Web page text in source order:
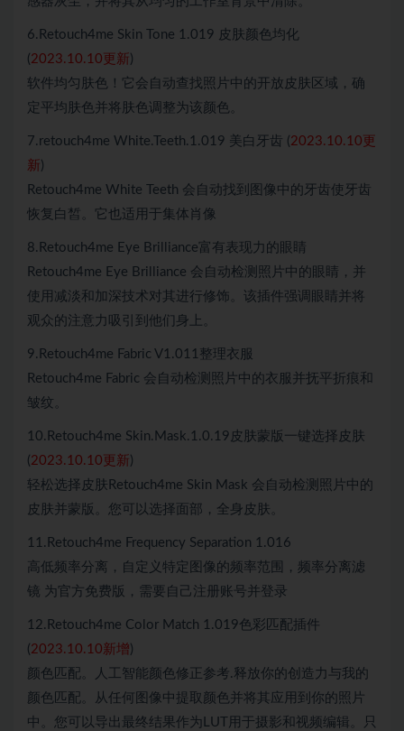
6.Retouch4me Skin Tone 1.019 皮肤颜色均化
(2023.10.10更新 )
软件均匀肤色！它会自动查找照片中的开放皮肤区域，确
定平均肤色并将肤色调整为该颜色。
7.retouch4me White.Teeth.1.019 美白牙齿 (2023.10.10更
新 )
Retouch4me White Teeth 会自动找到图像中的牙齿使牙齿
恢复白皙。它也适用于集体肖像
8.Retouch4me Eye Brilliance富有表现力的眼睛
Retouch4me Eye Brilliance 会自动检测照片中的眼睛，并
使用减淡和加深技术对其进行修饰。该插件强调眼睛并将
观众的注意力吸引到他们身上。
9.Retouch4me Fabric V1.011整理衣服
Retouch4me Fabric 会自动检测照片中的衣服并抚平折痕和
皱纹。
10.Retouch4me Skin.Mask.1.0.19皮肤蒙版一键选择皮肤
(2023.10.10更新 )
轻松选择皮肤Retouch4me Skin Mask 会自动检测照片中的
皮肤并蒙版。您可以选择面部，全身皮肤。
11.Retouch4me Frequency Separation 1.016
高低频率分离，自定义特定图像的频率范围，频率分离滤
镜 为官方免费版，需要自己注册账号并登录
12.Retouch4me Color Match 1.019色彩匹配插件
(2023.10.10新增)
颜色匹配。人工智能颜色修正参考.释放你的创造力与我的
颜色匹配。从任何图像中提取颜色并将其应用到你的照片
中。您可以导出最终结果作为LUT用于摄影和视频编辑。只